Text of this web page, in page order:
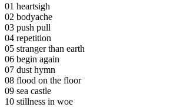
01 heartsigh
02 bodyache
03 push pull
04 repetition
05 stranger than earth
06 begin again
07 dust hymn
08 flood on the floor
09 sea castle
10 stillness in woe